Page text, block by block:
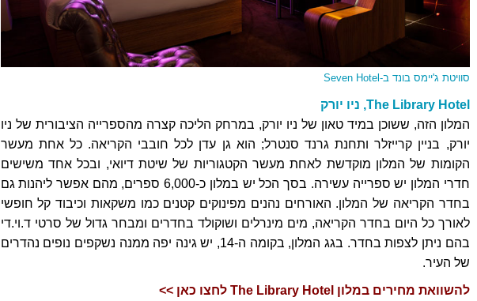
סוויטת ג'יימס בונד ב-Seven Hotel
The Library Hotel, ניו יורק
המלון הזה, ששוכן במיד טאון של ניו יורק, במרחק הליכה קצרה מהספרייה הציבורית של ניו
יורק, בניין קרייזלר ותחנת גרנד סנטרל; הוא גן עדן לכל חובבי הקריאה. כל אחת מעשר
הקומות של המלון מוקדשת לאחת מעשר הקטגוריות של שיטת דיואי, ובכל אחד משישים
חדרי המלון יש ספרייה עשירה. בסך הכל יש במלון כ-6,000 ספרים, מהם אפשר ליהנות גם
בחדר הקריאה של המלון. האורחים נהנים מפינוקים קטנים כמו משקאות וכיבוד קל חופשי
לאורך כל היום בחדר הקריאה, מים מינרלים ושוקולד בחדרים ומבחר גדול של סרטי ד.וי.די
בהם ניתן לצפות בחדר. בגג המלון, בקומה ה-14, יש גינה יפה ממנה נשקפים נופים נהדרים
של העיר.
להשוואת מחירים במלון The Library Hotel לחצו כאן >>